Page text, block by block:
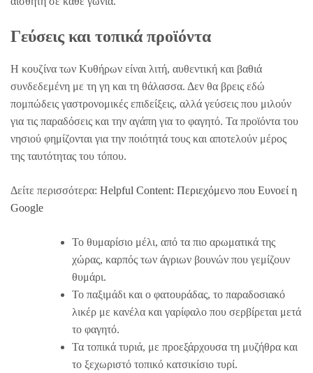
Γεύσεις και τοπικά προϊόντα
Η κουζίνα των Κυθήρων είναι λιτή, αυθεντική και βαθιά
συνδεδεμένη με τη γη και τη θάλασσα. Δεν θα βρεις εδώ
πομπώδεις γαστρονομικές επιδείξεις, αλλά γεύσεις που μιλούν
για τις παραδόσεις και την αγάπη για το φαγητό. Τα προϊόντα του
νησιού φημίζονται για την ποιότητά τους και αποτελούν μέρος
της ταυτότητας του τόπου.
Δείτε περισσότερα: Helpful Content: Περιεχόμενο που Ευνοεί η
Google
Το θυμαρίσιο μέλι, από τα πιο αρωματικά της
χώρας, καρπός των άγριων βουνών που γεμίζουν
θυμάρι.
Το παξιμάδι και ο φατουράδας, το παραδοσιακό
λικέρ με κανέλα και γαρίφαλο που σερβίρεται μετά
το φαγητό.
Τα τοπικά τυριά, με προεξάρχουσα τη μυζήθρα και
το ξεχωριστό τοπικό κατσικίσιο τυρί.